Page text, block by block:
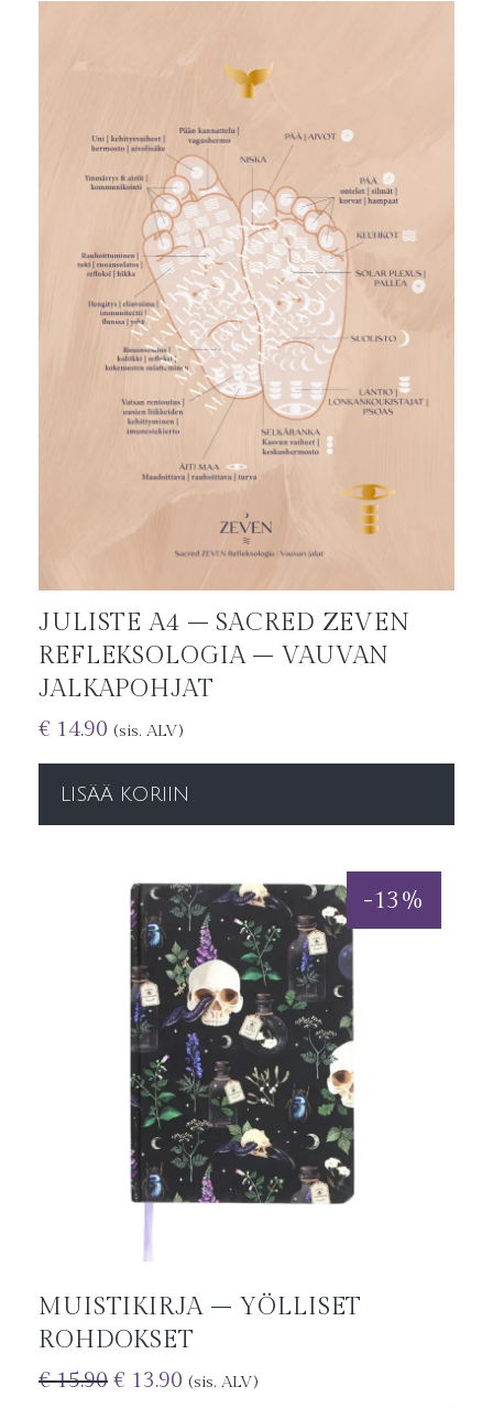
JULISTE A4 – SACRED ZEVEN
REFLEKSOLOGIA – VAUVAN
JALKAPOHJAT
€ 14.90 (sis. ALV)
LISÄÄ KORIIN
-13%
MUISTIKIRJA – YÖLLISET
ROHDOKSET
€15.90 € 13.90 (sis. ALV)